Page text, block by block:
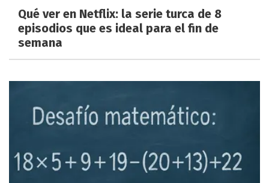
Qué ver en Netflix: la serie turca de 8
episodios que es ideal para el fin de
semana